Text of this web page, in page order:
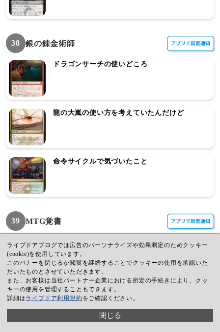
38 銀の錬金術師
ドラゴンサーチの使いどころ
龍の大嵐の使い方を考えていたんだけど
命令サイクルで気づいたこと
39 MTG覚書
MTG計算機更新
確率計算したい人は結構多い！
ライブドアブログでは広告のパーソナライズや効果測定のためクッキー
(cookie)を使用しています。
このバナーを閉じるか閲覧を継続することでクッキーの使用を承認いた
だいたものとさせていただきます。
また、お客様は当社パートナー企業における所定の手続きにより、クッ
キーの使用を管理することもできます。
詳細はライブドア利用規約をご確認ください。
閉じる